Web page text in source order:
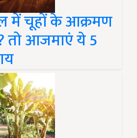
में चूहों के आक्रमण
तो आजमाएं ये 5